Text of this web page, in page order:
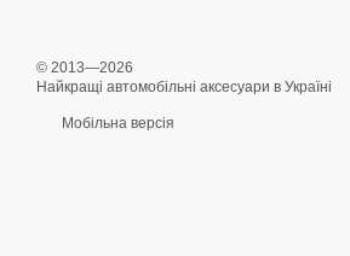
© 2013—2026
Найкращі автомобільні аксесуари в Україні
Мобільна версія